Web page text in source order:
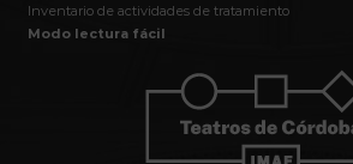
Inventario de actividades de tratamiento
Modo lectura fácil